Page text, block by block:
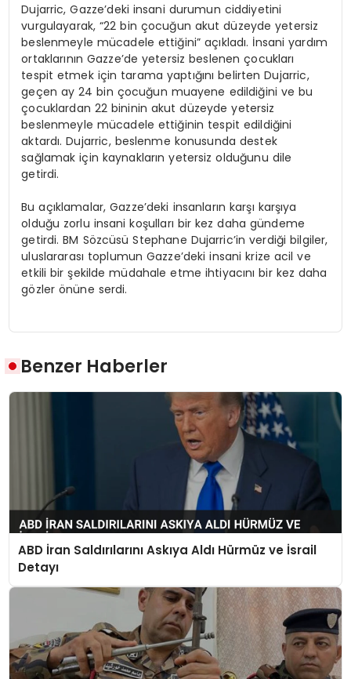
Dujarric, Gazze’deki insani durumun ciddiyetini
vurgulayarak, “22 bin çocuğun akut düzeyde yetersiz
beslenmeyle mücadele ettiğini” açıkladı. İnsani yardım
ortaklarının Gazze’de yetersiz beslenen çocukları
tespit etmek için tarama yaptığını belirten Dujarric,
geçen ay 24 bin çocuğun muayene edildiğini ve bu
çocuklardan 22 bininin akut düzeyde yetersiz
beslenmeyle mücadele ettiğinin tespit edildiğini
aktardı. Dujarric, beslenme konusunda destek
sağlamak için kaynakların yetersiz olduğunu dile
getirdi.
Bu açıklamalar, Gazze’deki insanların karşı karşıya
olduğu zorlu insani koşulları bir kez daha gündeme
getirdi. BM Sözcüsü Stephane Dujarric’in verdiği bilgiler,
uluslararası toplumun Gazze’deki insani krize acil ve
etkili bir şekilde müdahale etme ihtiyacını bir kez daha
gözler önüne serdi.
Benzer Haberler
ABD İran Saldırılarını Askıya Aldı Hürmüz ve İsrail
Detayı